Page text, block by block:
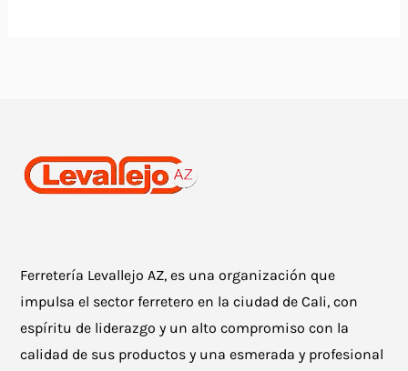
Ferretería Levallejo AZ, es una organización que
impulsa el sector ferretero en la ciudad de Cali, con
espíritu de liderazgo y un alto compromiso con la
calidad de sus productos y una esmerada y profesional